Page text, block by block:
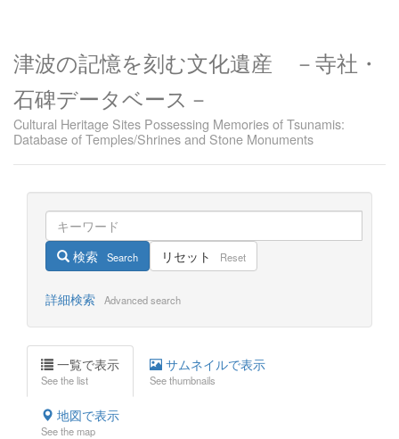
津波の記憶を刻む文化遺産 －寺社・
石碑データベース－
Cultural Heritage Sites Possessing Memories of Tsunamis:
Database of Temples/Shrines and Stone Monuments
検索 Search リセット Reset
詳細検索 Advanced search
一覧で表示
See the list
サムネイルで表示
See thumbnails
地図で表示
See the map